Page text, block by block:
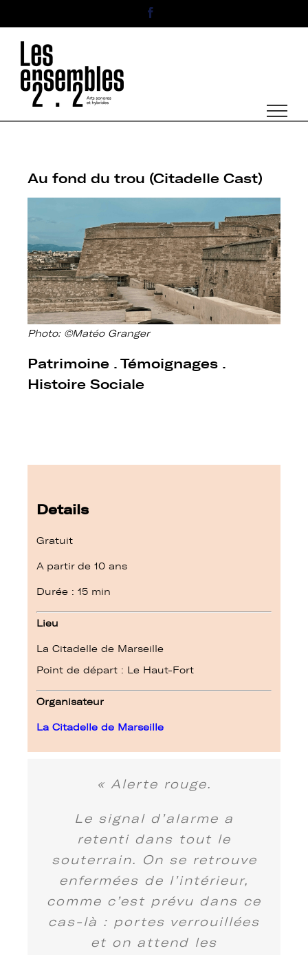
contenu
Au fond du trou (Citadelle Cast)
Photo: ©Matéo Granger
Patrimoine . Témoignages .
Histoire Sociale
Details
Gratuit
A partir de 10 ans
Durée : 15 min
Lieu
La Citadelle de Marseille
Point de départ : Le Haut-Fort
Organisateur
La Citadelle de Marseille
« Alerte rouge.
Le signal d’alarme a
retenti dans tout le
souterrain. On se retrouve
enfermées de l’intérieur,
comme c’est prévu dans ce
cas-là : portes verrouillées
et on attend les